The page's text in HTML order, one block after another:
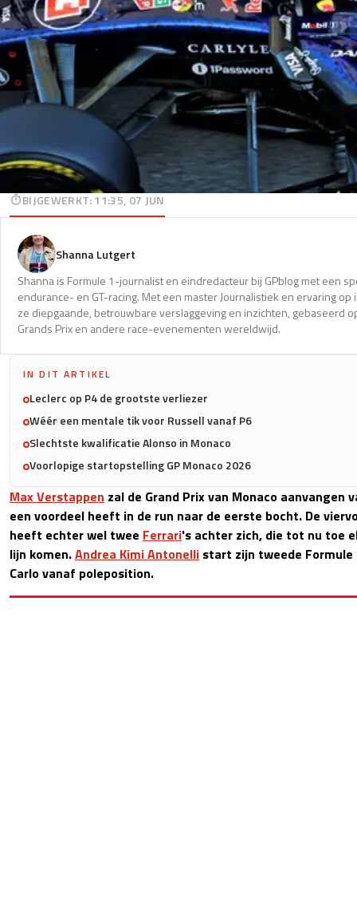
BIJGEWERKT:11:35, 07 JUN
Shanna Lutgert
Shanna is Formule 1-journalist en eindredacteur bij GPblog met een
endurance- en GT-racing. Met een master Journalistiek en ervaring
ze diepgaande, betrouwbare verslaggeving en inzichten, gebaseerd
Grands Prix en andere race-evenementen wereldwijd.
IN DIT ARTIKEL
Leclerc op P4 de grootste verliezer
Wéér een mentale tik voor Russell vanaf P6
Slechtste kwalificatie Alonso in Monaco
Voorlopige startopstelling GP Monaco 2026
Max Verstappen zal de Grand Prix van Monaco aanvangen
een voordeel heeft in de run naar de eerste bocht. De
heeft echter wel twee Ferrari's achter zich, die tot nu toe
lijn komen.Andrea Kimi Antonelli start zijn tweede Formule
Carlo vanaf poleposition.